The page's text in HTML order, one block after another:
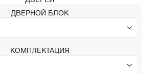
ДВЕРНОЙ БЛОК
КОМПЛЕКТАЦИЯ